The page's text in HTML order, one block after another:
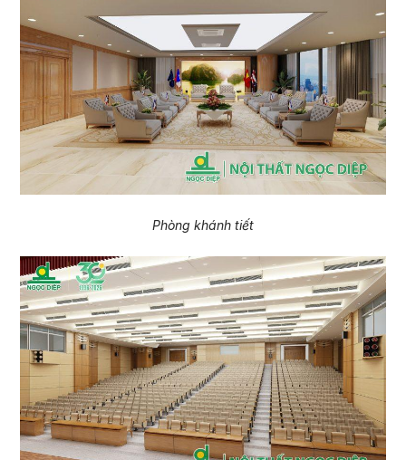
Phòng khánh tiết